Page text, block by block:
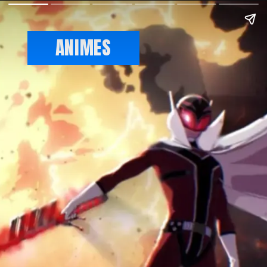
ANIMES